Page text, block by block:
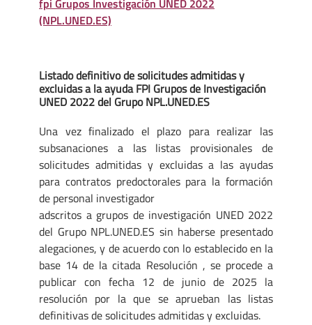
fpi Grupos Investigación UNED 2022
(NPL.UNED.ES)
Listado definitivo de solicitudes admitidas y
excluidas a la ayuda FPI Grupos de Investigación
UNED 2022 del Grupo NPL.UNED.ES
Una vez finalizado el plazo para realizar las
subsanaciones a las listas provisionales de
solicitudes admitidas y excluidas a las ayudas
para contratos predoctorales para la formación
de personal investigador
adscritos a grupos de investigación UNED 2022
del Grupo NPL.UNED.ES sin haberse presentado
alegaciones, y de acuerdo con lo establecido en la
base 14 de la citada Resolución , se procede a
publicar con fecha 12 de junio de 2025 la
resolución por la que se aprueban las listas
definitivas de solicitudes admitidas y excluidas.